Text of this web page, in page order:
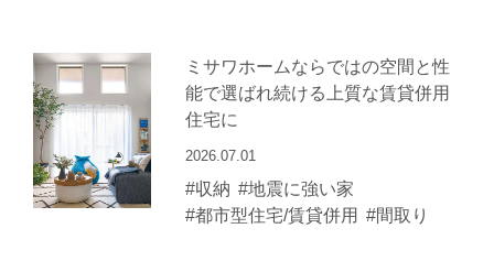
ミサワホームならではの空間と性
能で選ばれ続ける上質な賃貸併用
住宅に
2026.07.01
#収納 #地震に強い家
#都市型住宅/賃貸併用 #間取り